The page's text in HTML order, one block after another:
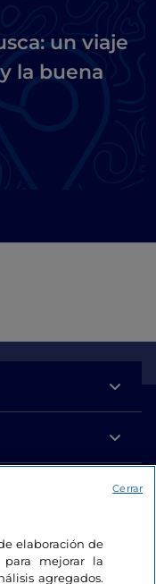
un viaje
la buena
elaboración de
para mejorar la
agregados.
Cerrar